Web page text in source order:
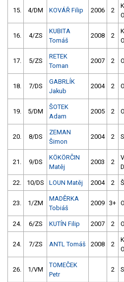
15. 4/DM KOVÁŘ Filip 2006 2
16. 4/ZS
KUBITA
Tomáš
2008 2
17. 5/ZS
RETEK
Toman
2007 2
18. 7/DS
GABRLÍK
Jakub
2004 2
19. 5/DM
ŠOTEK
Adam
2005 2
20. 8/DS
ZEMAN
Šimon
2004 2
21. 9/DS
KÖKÖRČIN
Matěj
2003 2
22. 10/DS LOUN Matěj 2004 2
23. 1/ZM
MADĚRKA
Tobiáš
2009 3+
24. 6/ZS KUTÍN Filip 2007 2
24. 7/ZS ANTL Tomáš 2008 2
26. 1/VM
TOMEČEK
Petr
2